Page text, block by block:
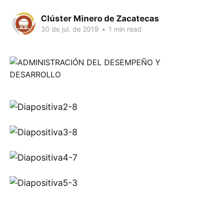
Clúster Minero de Zacatecas
30 de jul. de 2019 • 1 min read